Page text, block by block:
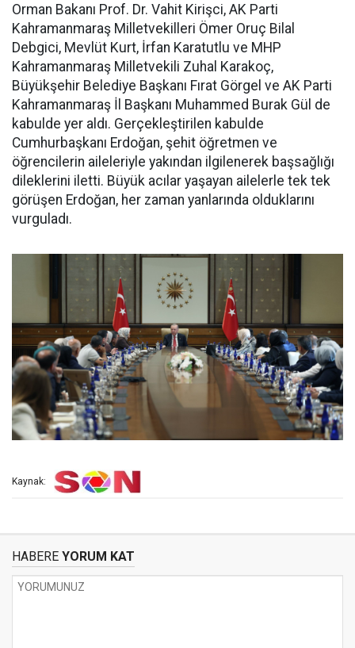
Orman Bakanı Prof. Dr. Vahit Kirişci, AK Parti
Kahramanmaraş Milletvekilleri Ömer Oruç Bilal
Debgici, Mevlüt Kurt, İrfan Karatutlu ve MHP
Kahramanmaraş Milletvekili Zuhal Karakoç,
Büyükşehir Belediye Başkanı Fırat Görgel ve AK Parti
Kahramanmaraş İl Başkanı Muhammed Burak Gül de
kabulde yer aldı. Gerçekleştirilen kabulde
Cumhurbaşkanı Erdoğan, şehit öğretmen ve
öğrencilerin aileleriyle yakından ilgilenerek başsağlığı
dileklerini iletti. Büyük acılar yaşayan ailelerle tek tek
görüşen Erdoğan, her zaman yanlarında olduklarını
vurguladı.
Kaynak:
HABERE YORUM KAT